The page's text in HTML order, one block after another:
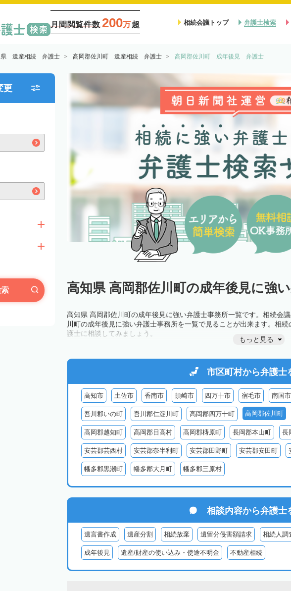
月間閲覧件数 200万超 相続会議トップ 弁護士検索
県 遺産相続 弁護士 高岡郡佐川町 遺産相続 弁護士 高岡郡佐川町 成年後見 弁護士
更
高知県 高岡郡佐川町の成年後見に強
高知県 高岡郡佐川町の成年後見に強い弁護士事務所一覧です。相続会
川町の成年後見に強い弁護士事務所を一覧で見ることが出来ます。相
護士に相談してみましょう。
もっと見る
市区町村から弁護士
高知市 土佐市 香南市 須崎市 四万十市 宿毛市 南国市
吾川郡いの町 吾川郡仁淀川町 高岡郡四万十町 高岡郡佐川町
高岡郡越知町 高岡郡日高村 高岡郡梼原町 長岡郡本山町 長
安芸郡芸西村 安芸郡奈半利町 安芸郡田野町 安芸郡安田町
幡多郡黒潮町 幡多郡大月町 幡多郡三原村
相談内容から弁護士
遺言書作成 遺産分割 相続放棄 遺留分侵害額請求 相続人調
成年後見 遺産/財産の使い込み・使途不明金 不動産相続